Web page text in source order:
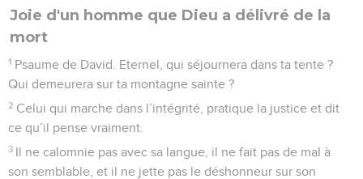
Joie d'un homme que Dieu a délivré de la
mort
1 Psaume de David. Eternel, qui séjournera dans ta tente ?
Qui demeurera sur ta montagne sainte ?
2 Celui qui marche dans l’intégrité, pratique la justice et dit
ce qu’il pense vraiment.
3 Il ne calomnie pas avec sa langue, il ne fait pas de mal à
son semblable, et il ne jette pas le déshonneur sur son